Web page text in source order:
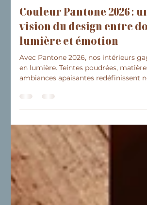
9 avr. 2 min de lecture
Inspirations
Couleur Pantone 2026 :
vision du design entre
lumière et émotion
Avec Pantone 2026, nos intérieurs
en lumière. Teintes poudrées,
Plus qu’une tendance, c’est une
harmonieux, en accord avec votre
quotidien.